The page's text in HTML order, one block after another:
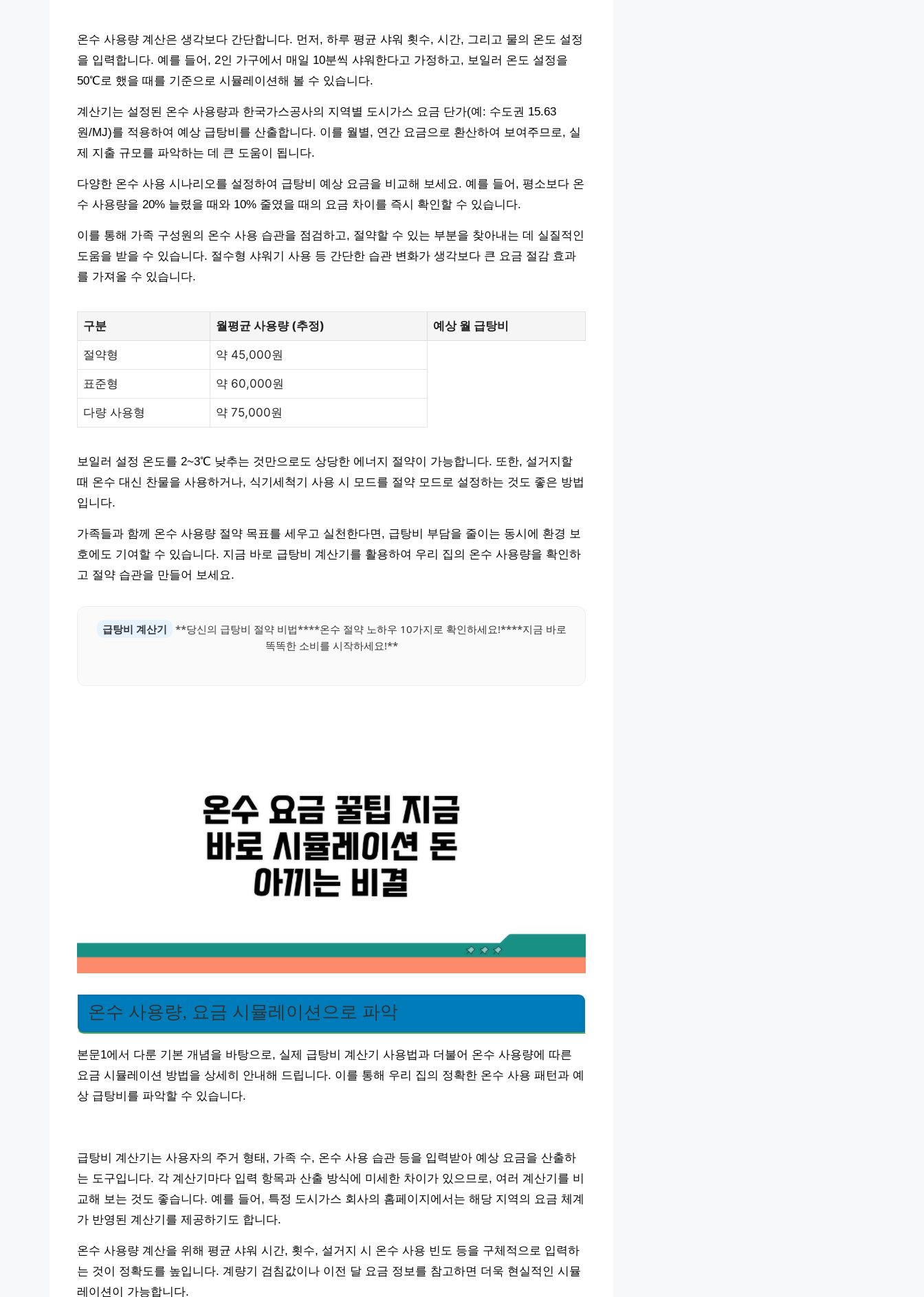
온수 사용량 계산은 생각보다 간단합니다. 먼저, 하루 평균 샤워 횟수, 시간, 그리고 물의 온도 설정
을 입력합니다. 예를 들어, 2인 가구에서 매일 10분씩 샤워한다고 가정하고, 보일러 온도 설정을
50℃로 했을 때를 기준으로 시뮬레이션해 볼 수 있습니다.
계산기는 설정된 온수 사용량과 한국가스공사의 지역별 도시가스 요금 단가(예: 수도권 15.63
원/MJ)를 적용하여 예상 급탕비를 산출합니다. 이를 월별, 연간 요금으로 환산하여 보여주므로, 실
제 지출 규모를 파악하는 데 큰 도움이 됩니다.
다양한 온수 사용 시나리오를 설정하여 급탕비 예상 요금을 비교해 보세요. 예를 들어, 평소보다 온
수 사용량을 20% 늘렸을 때와 10% 줄였을 때의 요금 차이를 즉시 확인할 수 있습니다.
이를 통해 가족 구성원의 온수 사용 습관을 점검하고, 절약할 수 있는 부분을 찾아내는 데 실질적인
도움을 받을 수 있습니다. 절수형 샤워기 사용 등 간단한 습관 변화가 생각보다 큰 요금 절감 효과
를 가져올 수 있습니다.
구분 월평균 사용량 (추정) 예상 월 급탕비
절약형 약 45,000원
표준형 약 60,000원
다량 사용형 약 75,000원
보일러 설정 온도를 2~3℃ 낮추는 것만으로도 상당한 에너지 절약이 가능합니다. 또한, 설거지할
때 온수 대신 찬물을 사용하거나, 식기세척기 사용 시 모드를 절약 모드로 설정하는 것도 좋은 방법
입니다.
가족들과 함께 온수 사용량 절약 목표를 세우고 실천한다면, 급탕비 부담을 줄이는 동시에 환경 보
호에도 기여할 수 있습니다. 지금 바로 급탕비 계산기를 활용하여 우리 집의 온수 사용량을 확인하
고 절약 습관을 만들어 보세요.
급탕비 계산기
**당신의 급탕비 절약 비법****온수 절약 노하우 10가지로 확인하세요!****지금 바로
똑똑한 소비를 시작하세요!**
온수 사용량, 요금 시뮬레이션으로 파악
본문1에서 다룬 기본 개념을 바탕으로, 실제 급탕비 계산기 사용법과 더불어 온수 사용량에 따른
요금 시뮬레이션 방법을 상세히 안내해 드립니다. 이를 통해 우리 집의 정확한 온수 사용 패턴과 예
상 급탕비를 파악할 수 있습니다.
급탕비 계산기는 사용자의 주거 형태, 가족 수, 온수 사용 습관 등을 입력받아 예상 요금을 산출하
는 도구입니다. 각 계산기마다 입력 항목과 산출 방식에 미세한 차이가 있으므로, 여러 계산기를 비
교해 보는 것도 좋습니다. 예를 들어, 특정 도시가스 회사의 홈페이지에서는 해당 지역의 요금 체계
가 반영된 계산기를 제공하기도 합니다.
온수 사용량 계산을 위해 평균 샤워 시간, 횟수, 설거지 시 온수 사용 빈도 등을 구체적으로 입력하
는 것이 정확도를 높입니다. 계량기 검침값이나 이전 달 요금 정보를 참고하면 더욱 현실적인 시뮬
레이션이 가능합니다.